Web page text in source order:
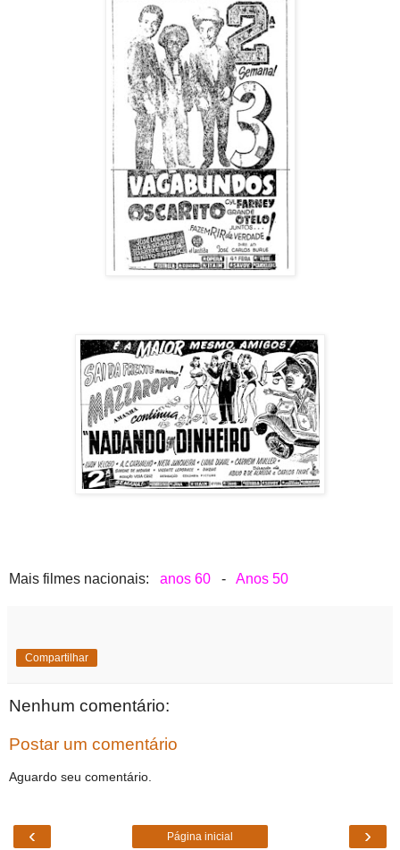
Mais filmes nacionais: anos 60 - Anos 50
Compartilhar
Nenhum comentário:
Postar um comentário
Aguardo seu comentário.
‹ ›
Página inicial